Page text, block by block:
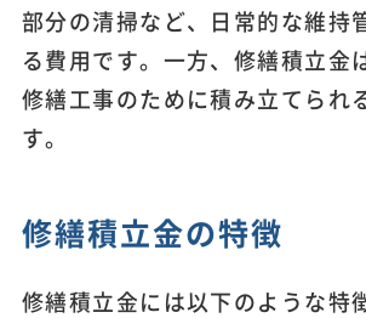
部分の清掃など、日常的な維持
る費用です。一方、修繕積立金
修繕工事のために積み立てられ
す。
修繕積立金の特徴
修繕積立金には以下のような特